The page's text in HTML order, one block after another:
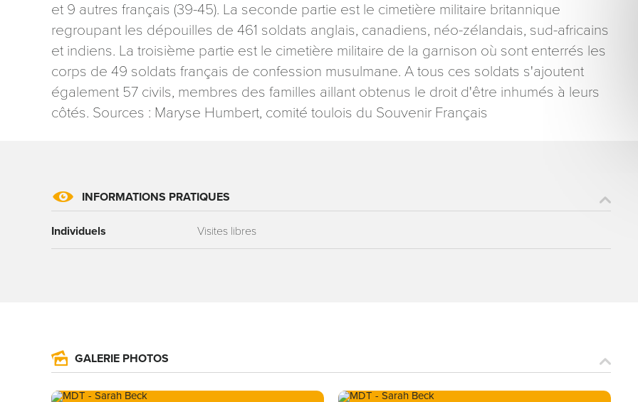
et 9 autres français (39-45). La seconde partie est le cimetière militaire britannique
regroupant les dépouilles de 461 soldats anglais, canadiens, néo-zélandais, sud-africains
et indiens. La troisième partie est le cimetière militaire de la garnison où sont enterrés les
corps de 49 soldats français de confession musulmane. A tous ces soldats s'ajoutent
également 57 civils, membres des familles aillant obtenus le droit d'être inhumés à leurs
côtés. Sources : Maryse Humbert, comité toulois du Souvenir Français
INFORMATIONS PRATIQUES
Individuels Visites libres
GALERIE PHOTOS
Les informations recueillies à partir de ce formulaire sont nécessaires au traitement de votre
mention contraire). Vous disposez d’un droit d’accès, de rectification et d’opposition aux
concernant, que vous pouvez exercer en adressant une demande par courriel à
ou par courrier signé accompagné de la copie d’un titre d’identité à l’adresse suivante :
Tourisme - 48 esplanade Jacques-Baudot CO 90019 54035 NANCY cedex